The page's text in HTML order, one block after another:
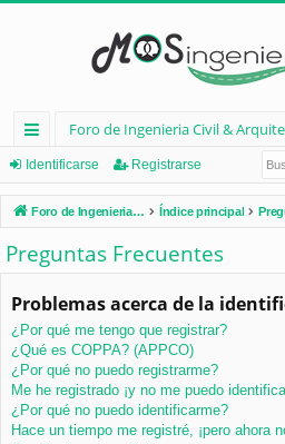
nl
ac
es
rá
pi
d
os
Foro de Ingenieria Civil &
Identificarse Registrarse
Foro de Ingenieria Civil & Arquitectura Índice principal
Preguntas Frecuentes
Problemas acerca de la
¿Por qué me tengo que registrar?
¿Qué es COPPA? (APPCO)
¿Por qué no puedo registrarme?
Me he registrado ¡y no me puedo
¿Por qué no puedo identificarme?
Hace un tiempo me registré, ¡pero ahora